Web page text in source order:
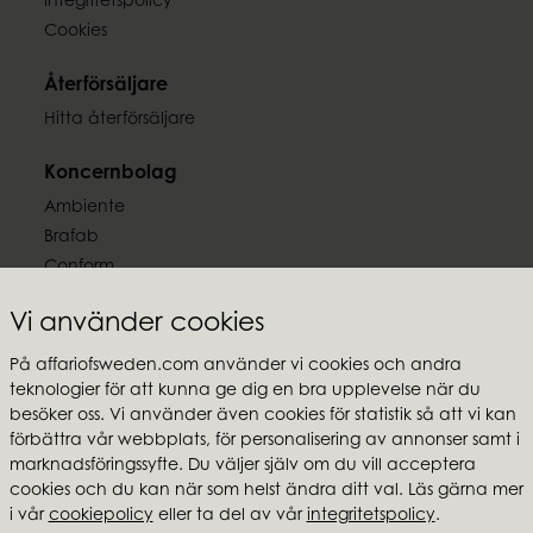
Vi använder cookies
På affariofsweden.com använder vi cookies och andra
teknologier för att kunna ge dig en bra upplevelse när du
besöker oss. Vi använder även cookies för statistik så att vi kan
förbättra vår webbplats, för personalisering av annonser samt i
marknadsföringssyfte. Du väljer själv om du vill acceptera
cookies och du kan när som helst ändra ditt val. Läs gärna mer
i vår cookiepolicyeller ta del av vår integritetspolicy.
~50 h
EAN-kod
Ljussäkerhet.pdf
Cookies
Återförsäljare
Hitta återförsäljare
Koncernbolag
Ambiente
Brafab
Conform
MTI
Följ oss
Affari of Sweden